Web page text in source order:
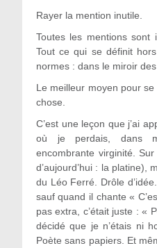
Rayer la mention inutile.
Toutes les mentions sont
Tout ce qui se définit
normes : dans le miroir des
Le meilleur moyen pour
chose.
C’est une leçon que j’ai
où je perdais, dans
encombrante virginité.
d’aujourd’hui : la platine),
du Léo Ferré. Drôle
sauf quand il chante «
pas extra, c’était juste : «
décidé que je n’étais ni
Poète sans papiers. Et